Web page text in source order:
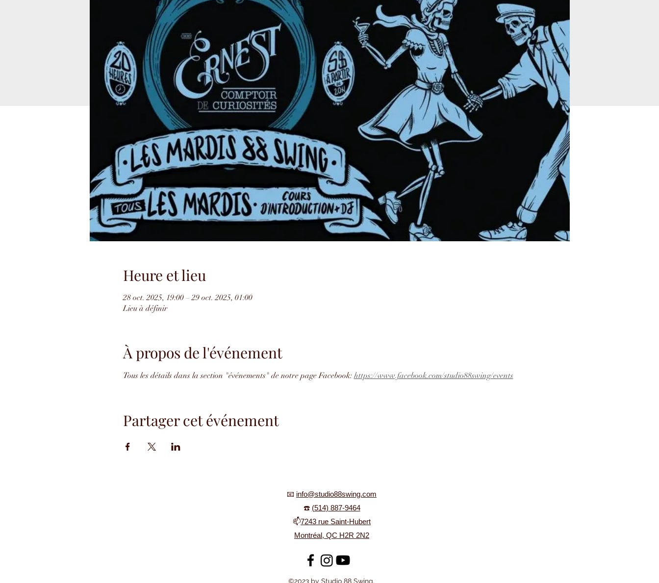
Heure et lieu
28 oct. 2025, 19:00 – 29 oct. 2025, 01:00
Lieu à définir
À propos de l'événement
Tous les détails dans la section "événements" de notre page Facebook: https://www.facebook.com/studio88swing/events
Partager cet événement
📧 info@studio88swing.com
☎️ (514) 887-9464
📫7243 rue Saint-Hubert
Montréal, QC H2R 2N2
©2023 by Studio 88 Swing.